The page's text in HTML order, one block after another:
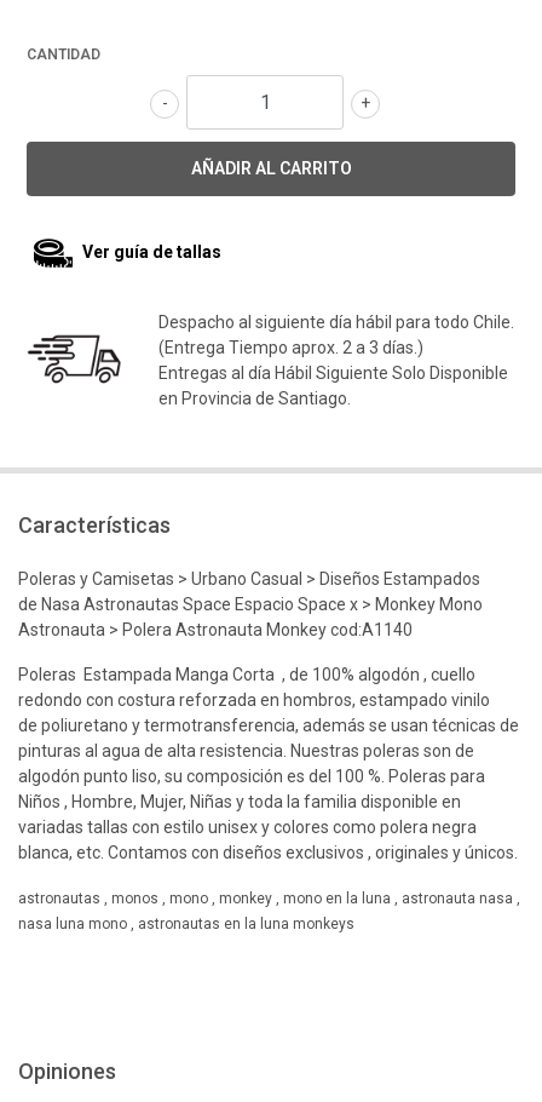
CANTIDAD
+
-
Ver guía de tallas
Despacho al siguiente día hábil para todo Chile.
(Entrega Tiempo aprox. 2 a 3 días.)
Entregas al día Hábil Siguiente Solo Disponible
en Provincia de Santiago.
Características
Poleras y Camisetas > Urbano Casual > Diseños Estampados
de Nasa Astronautas Space Espacio Space x > Monkey Mono
Astronauta > Polera Astronauta Monkey cod:A1140
Poleras Estampada Manga Corta , de 100% algodón , cuello
redondo con costura reforzada en hombros, estampado vinilo
de poliuretano y termotransferencia, además se usan técnicas de
pinturas al agua de alta resistencia. Nuestras poleras son de
algodón punto liso, su composición es del 100 %. Poleras para
Niños , Hombre, Mujer, Niñas y toda la familia disponible en
variadas tallas con estilo unisex y colores como polera negra
blanca, etc. Contamos con diseños exclusivos , originales y únicos.
astronautas , monos , mono , monkey , mono en la luna , astronauta nasa ,
nasa luna mono , astronautas en la luna monkeys
Opiniones